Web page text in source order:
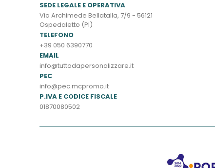
SEDE LEGALE E OPERATIVA
Via Archimede Bellatalla, 7/9 - 56121
Ospedaletto (PI)
TELEFONO
+39 050 6390770
EMAIL
info@tuttodapersonalizzare.it
PEC
info@pec.mcpromo.it
P.IVA E CODICE FISCALE
01870080502